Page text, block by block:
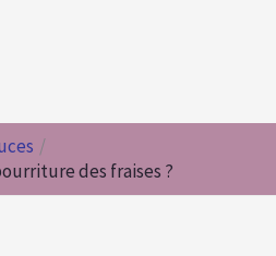
des fraises ?